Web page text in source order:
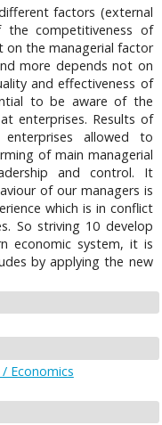
factors (external
competitiveness of
on the managerial factor
more depends not on
and effectiveness of
to be aware of the
enterprises. Results of
allowed to
of main managerial
and control. It
of our managers is
which is in conflict
So striving 10 develop
economic system, it is
by applying the new
Economics